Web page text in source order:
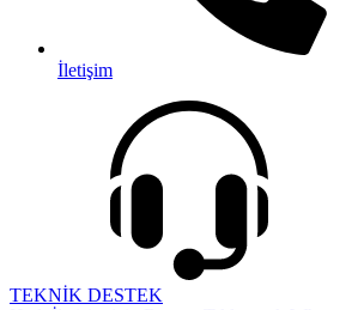
İletişim
TEKNİK DESTEK